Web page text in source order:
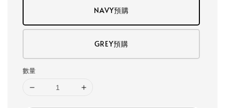
NAVY預購
GREY預購
數量